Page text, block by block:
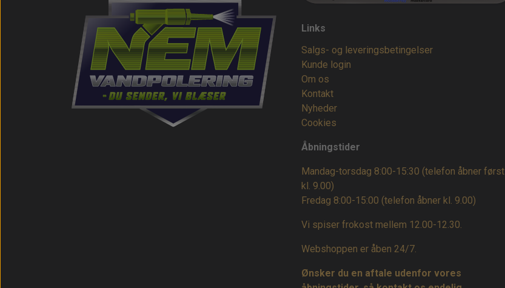
Links
Salgs- og leveringsbetingelser
Kunde login
Om os
Kontakt
Nyheder
Cookies
Åbningstider
Mandag-torsdag 8:00-15:30 (telefon åbner først
kl. 9.00)
Fredag 8:00-15:00 (telefon åbner kl. 9.00)
Vi spiser frokost mellem 12.00-12.30.
Webshoppen er åben 24/7.
Ønsker du en aftale udenfor vores